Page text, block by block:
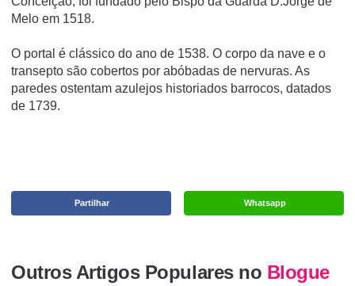
Melo em 1518.
O portal é clássico do ano de 1538. O corpo da nave e o
transepto são cobertos por abóbadas de nervuras. As
paredes ostentam azulejos historiados barrocos, datados
de 1739.
Whatsapp
Partilhar
Outros Artigos Populares no Blogue